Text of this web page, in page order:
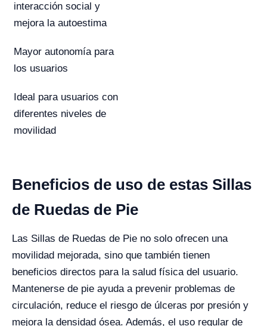
interacción social y
mejora la autoestima
Mayor autonomía para
los usuarios
Ideal para usuarios con
diferentes niveles de
movilidad
Beneficios de uso de estas Sillas
de Ruedas de Pie
Las Sillas de Ruedas de Pie no solo ofrecen una
movilidad mejorada, sino que también tienen
beneficios directos para la salud física del usuario.
Mantenerse de pie ayuda a prevenir problemas de
circulación, reduce el riesgo de úlceras por presión y
mejora la densidad ósea. Además, el uso regular de